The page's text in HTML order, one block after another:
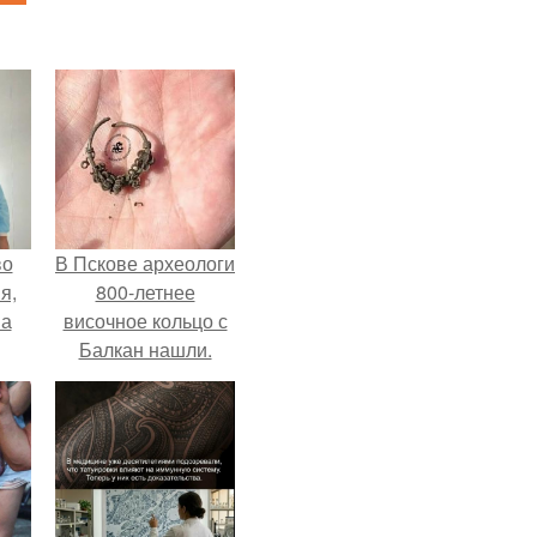
В Пскове археологи
800-летнее
височное кольцо с
Балкан нашли.